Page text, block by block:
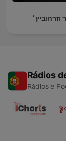
וזרחוביץ׳
Rádios
Rádios e